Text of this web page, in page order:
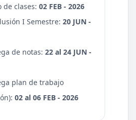
clases: 02 FEB - 2026
I Semestre: 20 JUN -
de notas: 22 al 24 JUN -
plan de trabajo
02 al 06 FEB - 2026